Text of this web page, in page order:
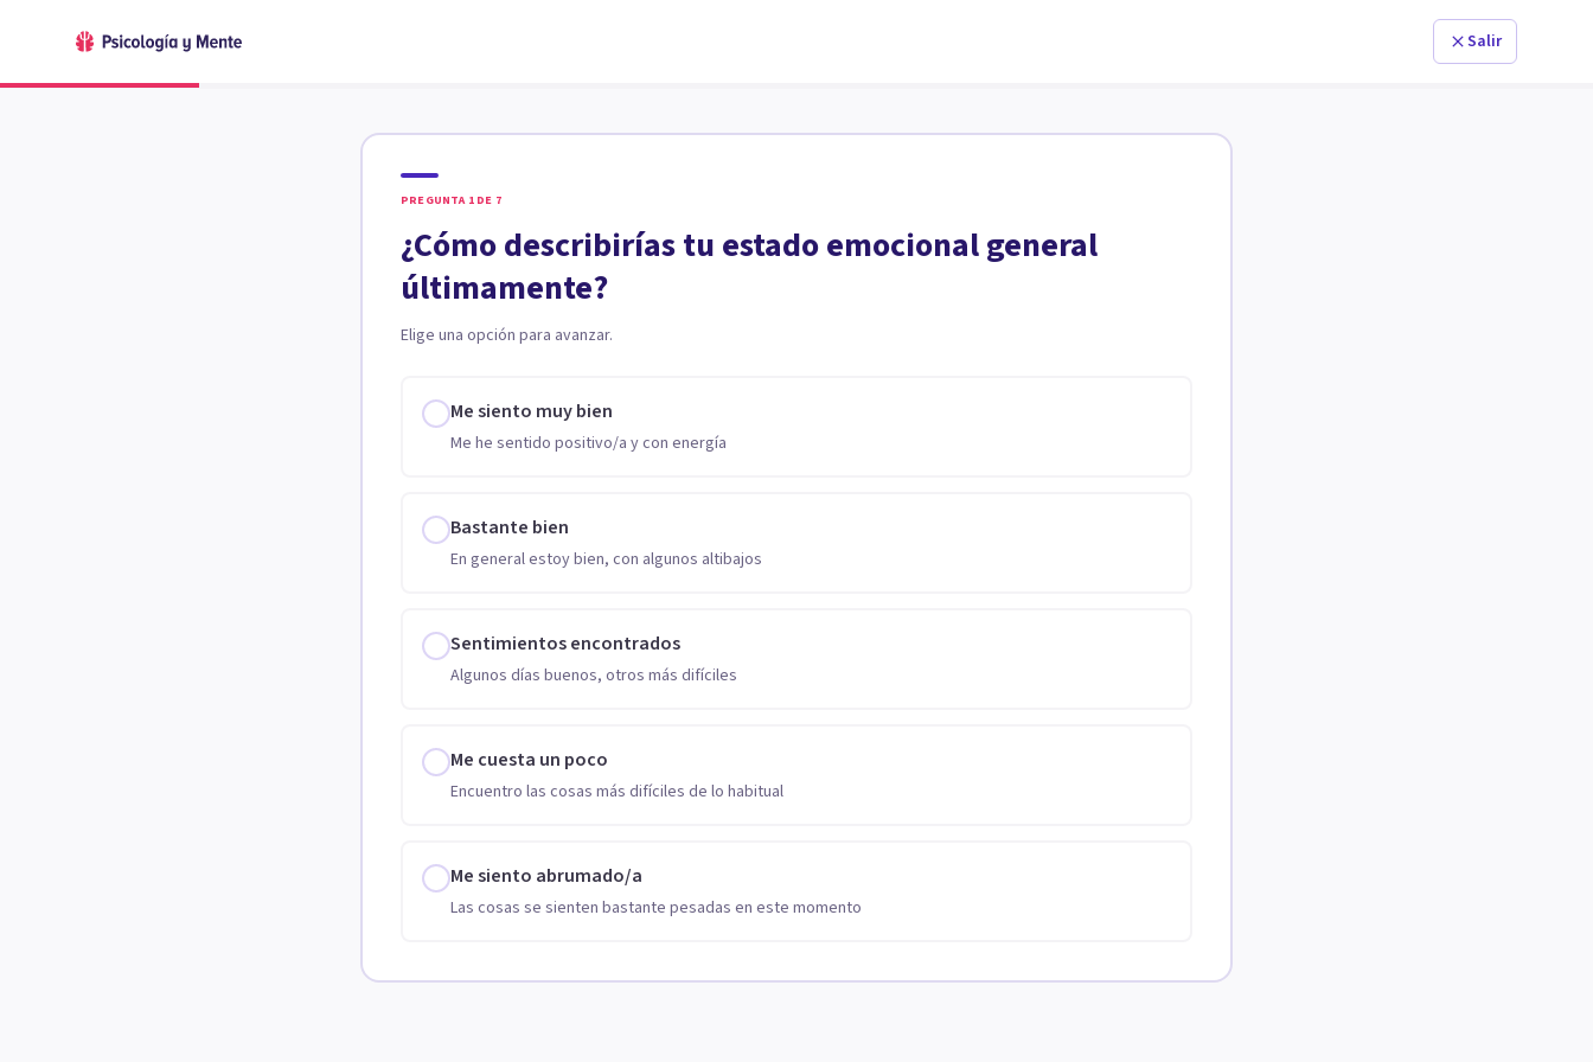
Salir
PREGUNTA 1 DE 7
¿Cómo describirías tu estado emocional general
últimamente?
Elige una opción para avanzar.
Me siento muy bien
Me he sentido positivo/a y con energía
Bastante bien
En general estoy bien, con algunos altibajos
Sentimientos encontrados
Algunos días buenos, otros más difíciles
Me cuesta un poco
Encuentro las cosas más difíciles de lo habitual
Me siento abrumado/a
Las cosas se sienten bastante pesadas en este momento